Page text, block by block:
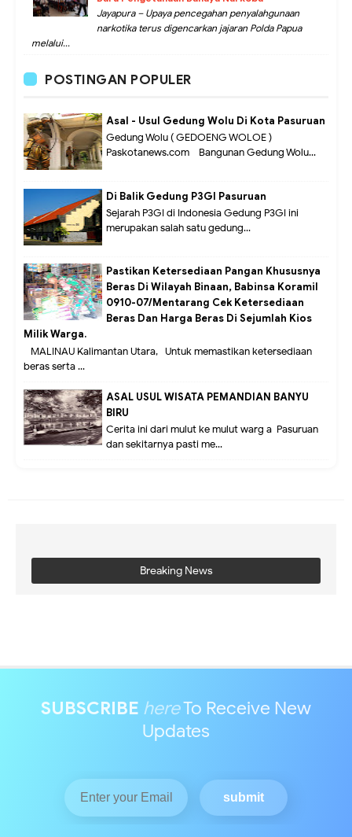
Jayapura – Upaya pencegahan penyalahgunaan
narkotika terus digencarkan jajaran Polda Papua
melalui...
POSTINGAN POPULER
Asal - Usul Gedung Wolu Di Kota Pasuruan
Gedung Wolu ( GEDOENG WOLOE )
Paskotanews.com - Bangunan Gedung Wolu...
Di Balik Gedung P3GI Pasuruan
Sejarah P3GI di Indonesia Gedung P3GI ini
merupakan salah satu gedung...
Pastikan Ketersediaan Pangan Khususnya
Beras Di Wilayah Binaan, Babinsa Koramil
0910-07/Mentarang Cek Ketersediaan
Beras Dan Harga Beras Di Sejumlah Kios
Milik Warga.
MALINAU Kalimantan Utara,- Untuk memastikan ketersediaan
beras serta ...
ASAL USUL WISATA PEMANDIAN BANYU
BIRU
Cerita ini dari mulut ke mulut warg a Pasuruan
dan sekitarnya pasti me...
Breaking News
SUBSCRIBE hereTo Receive New
Updates